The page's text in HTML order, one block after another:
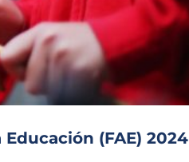
(FAE) 2024